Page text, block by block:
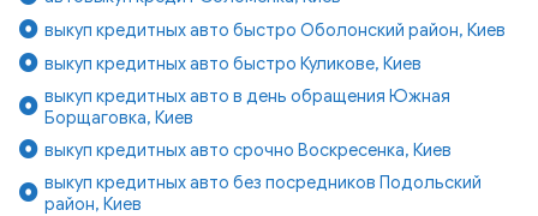
выкуп кредитных авто быстро Оболонский район, Киев
выкуп кредитных авто быстро Куликове, Киев
выкуп кредитных авто в день обращения Южная
Борщаговка, Киев
выкуп кредитных авто срочно Воскресенка, Киев
выкуп кредитных авто без посредников Подольский
район, Киев